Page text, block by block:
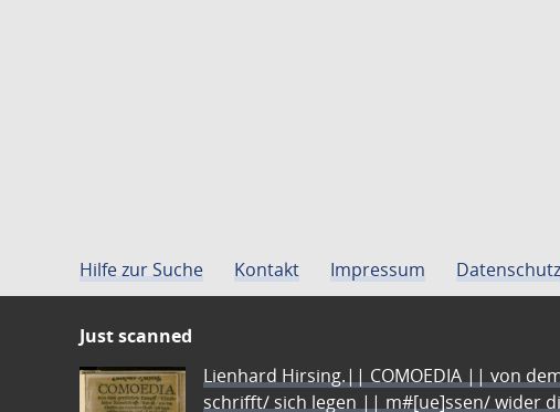
Hilfe zur Suche Kontakt Impressum Datenschutz
Just scanned
Lienhard Hirsing.|| COMOEDIA || von
schrifft/ sich legen || m#[ue]ssen/ wider